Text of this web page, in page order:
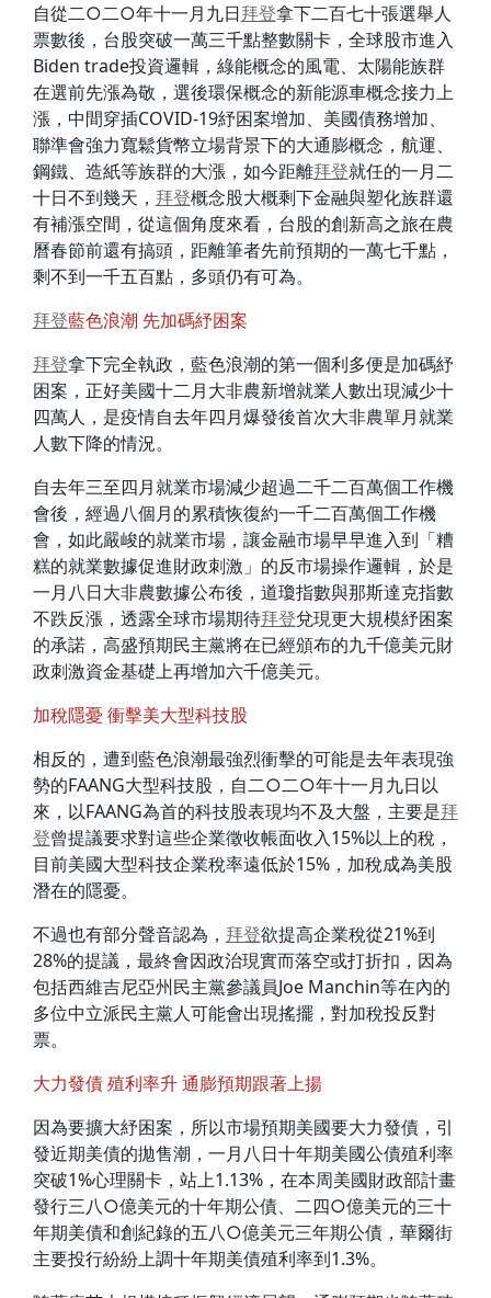
自從二○二○年十一月九日拜登拿下二百七十張選舉人
票數後，台股突破一萬三千點整數關卡，全球股市進入
Biden trade投資邏輯，綠能概念的風電、太陽能族群
在選前先漲為敬，選後環保概念的新能源車概念接力上
漲，中間穿插COVID-19紓困案增加、美國債務增加、
聯準會強力寬鬆貨幣立場背景下的大通膨概念，航運、
鋼鐵、造紙等族群的大漲，如今距離拜登就任的一月二
十日不到幾天， 拜登概念股大概剩下金融與塑化族群還
有補漲空間，從這個角度來看，台股的創新高之旅在農
曆春節前還有搞頭，距離筆者先前預期的一萬七千點，
剩不到一千五百點，多頭仍有可為。
拜登藍色浪潮 先加碼紓困案
拜登拿下完全執政，藍色浪潮的第一個利多便是加碼紓
困案，正好美國十二月大非農新增就業人數出現減少十
四萬人，是疫情自去年四月爆發後首次大非農單月就業
人數下降的情況。
自去年三至四月就業市場減少超過二千二百萬個工作機
會後，經過八個月的累積恢復約一千二百萬個工作機
會，如此嚴峻的就業市場，讓金融市場早早進入到「糟
糕的就業數據促進財政刺激」的反市場操作邏輯，於是
一月八日大非農數據公布後，道瓊指數與那斯達克指數
不跌反漲，透露全球市場期待拜登兌現更大規模紓困案
的承諾，高盛預期民主黨將在已經頒布的九千億美元財
政刺激資金基礎上再增加六千億美元。
加稅隱憂 衝擊美大型科技股
相反的，遭到藍色浪潮最強烈衝擊的可能是去年表現強
勢的FAANG大型科技股，自二○二○年十一月九日以
來，以FAANG為首的科技股表現均不及大盤，主要是拜
登曾提議要求對這些企業徵收帳面收入15%以上的稅，
目前美國大型科技企業稅率遠低於15%，加稅成為美股
潛在的隱憂。
不過也有部分聲音認為， 拜登欲提高企業稅從21%到
28%的提議，最終會因政治現實而落空或打折扣，因為
包括西維吉尼亞州民主黨參議員Joe Manchin等在內的
多位中立派民主黨人可能會出現搖擺，對加稅投反對
票。
大力發債 殖利率升 通膨預期跟著上揚
因為要擴大紓困案，所以市場預期美國要大力發債，引
發近期美債的拋售潮，一月八日十年期美國公債殖利率
突破1%心理關卡，站上1.13%，在本周美國財政部計畫
發行三八○億美元的十年期公債、二四○億美元的三十
年期美債和創紀錄的五八○億美元三年期公債，華爾街
主要投行紛紛上調十年期美債殖利率到1.3%。